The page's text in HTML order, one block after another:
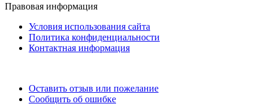
Правовая информация
Условия использования сайта
Политика конфиденциальности
Контактная информация
Оставить отзыв или пожелание
Сообщить об ошибке